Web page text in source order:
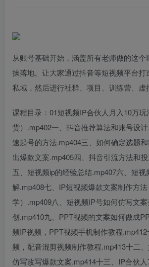
从账号基础开始，涵盖所有老师做的这个
操落地。让大家通过抖音等短视频平台打
私域，然后进行社群、项目、训练营、虚
课程目录：01短视频IP合伙人月入10万
货）.mp402一、抖音推荐算法和账号设
速起号的方法.mp404三、如何确定选题
出爆款文案.mp405四、抖音引流方法和
五、短视频ip的经验总结.mp407六、短视
解.mp408七、IP短视频爆款文案制作方
学）.mp409八、短视频IP号如何仿写文
创.mp410九、PPT视频的文案如何做成
频IP视频，PPT视频手机制作教程
频，配音混剪视频制作教程.mp413十二
仿写改写爆款文案.mp414十三、IP合伙